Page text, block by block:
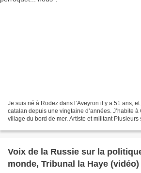
Je suis né à Rodez dans l’Aveyron il y a 51 ans,
catalan depuis une vingtaine d’années. J’habite
village du bord de mer. Artiste et militant
Voix de la Russie sur la
monde, Tribunal la Haye (vidéo)